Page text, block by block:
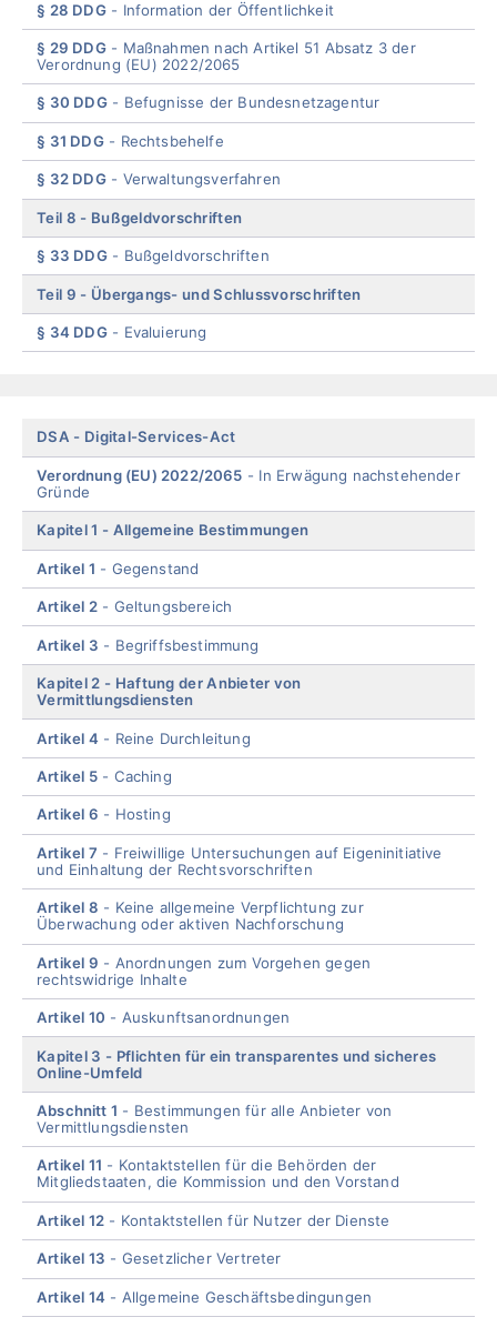
§ 28 DDG Information der Öffentlichkeit
§ 29 DDG
Maßnahmen nach Artikel 51 Absatz 3 der
Verordnung (EU) 2022/2065
§ 30 DDG Befugnisse der Bundesnetzagentur
§ 31 DDG Rechtsbehelfe
§ 32 DDG Verwaltungsverfahren
Teil 8 Bußgeldvorschriften
§ 33 DDG Bußgeldvorschriften
Teil 9 Übergangs- und Schlussvorschriften
§ 34 DDG Evaluierung
Skip
menu
DSA Digital-Services-Act
Verordnung (EU) 2022/2065
In Erwägung nachstehender
Gründe
Kapitel 1 Allgemeine Bestimmungen
Artikel 1 Gegenstand
Artikel 2 Geltungsbereich
Artikel 3 Begriffsbestimmung
Kapitel 2
Haftung der Anbieter von
Vermittlungsdiensten
Artikel 4 Reine Durchleitung
Artikel 5 Caching
Artikel 6 Hosting
Artikel 7
Freiwillige Untersuchungen auf Eigeninitiative
und Einhaltung der Rechtsvorschriften
Artikel 8
Keine allgemeine Verpflichtung zur
Überwachung oder aktiven Nachforschung
Artikel 9
Anordnungen zum Vorgehen gegen
rechtswidrige Inhalte
Artikel 10 Auskunftsanordnungen
Kapitel 3
Pflichten für ein transparentes und sicheres
Online-Umfeld
Abschnitt 1
Bestimmungen für alle Anbieter von
Vermittlungsdiensten
Artikel 11
Kontaktstellen für die Behörden der
Mitgliedstaaten, die Kommission und den Vorstand
Artikel 12 Kontaktstellen für Nutzer der Dienste
Artikel 13 Gesetzlicher Vertreter
Artikel 14 Allgemeine Geschäftsbedingungen